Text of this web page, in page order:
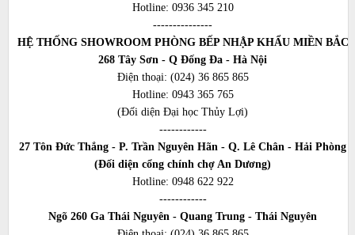
Hotline: 0936 345 210
---------------
HỆ THỐNG SHOWROOM PHÒNG BẾP NHẬP KHẨU MIỀN BẮC
268 Tây Sơn - Q Đống Đa - Hà Nội
Điện thoại: (024) 36 865 865
Hotline: 0943 365 765
(Đối diện Đại học Thủy Lợi)
------------
27 Tôn Đức Thắng - P. Trần Nguyên Hãn - Q. Lê Chân - Hải Phòng
(Đối diện cổng chính chợ An Dương)
Hotline: 0948 622 922
------------
Ngõ 260 Ga Thái Nguyên - Quang Trung - Thái Nguyên